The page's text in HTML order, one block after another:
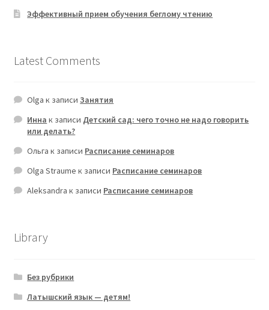
Эффективный прием обучения беглому чтению
Latest Comments
Olga к записиЗанятия
Инна к записи Детский сад: чего точно не надо говорить
или делать?
Ольга к записи Расписание семинаров
Olga Straume к записи Расписание семинаров
Aleksandra к записи Расписание семинаров
Library
Без рубрики
Латышский язык — детям!